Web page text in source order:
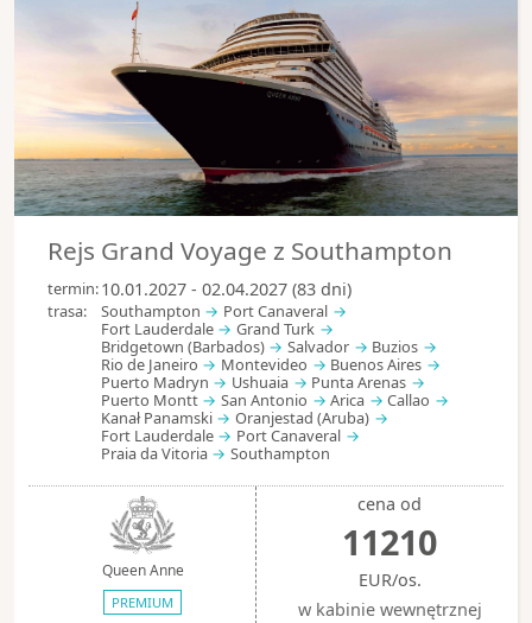
Rejs Grand Voyage z Southampton
termin:10.01.2027 - 02.04.2027 (83 dni)
trasa: Southampton
Port Canaveral
Fort Lauderdale
Grand Turk
Bridgetown (Barbados)
Salvador
Buzios
Rio de Janeiro
Montevideo
Buenos Aires
Puerto Madryn
Ushuaia
Punta Arenas
Puerto Montt
San Antonio Arica
Callao
Kanał Panamski
Oranjestad (Aruba)
Fort Lauderdale
Port Canaveral
Praia da Vitoria
Southampton
Queen Anne
PREMIUM
cena od
11210
EUR/os.
w kabinie wewnętrznej